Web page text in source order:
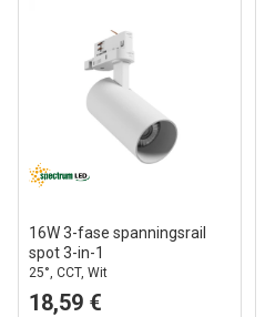
16W 3-fase spanningsrail
spot 3-in-1
25°, CCT, Wit
18,59 €